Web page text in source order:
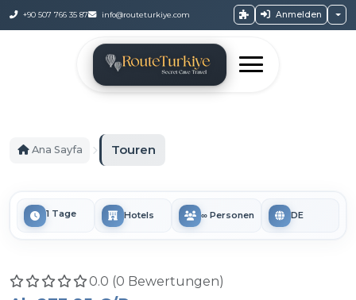
+90 507 766 35 87 info@routeturkiye.com Anmelden
Ana Sayfa Touren
1 Tage Hotels ∞ Personen DE
0.0 (0 Bewertungen)